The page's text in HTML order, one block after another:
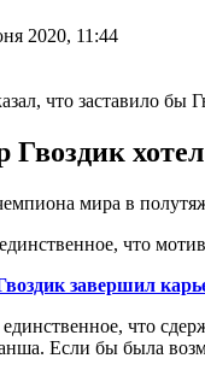
2020, 11:44
Гвоздик
мира в
что
завершил
что
Если бы была